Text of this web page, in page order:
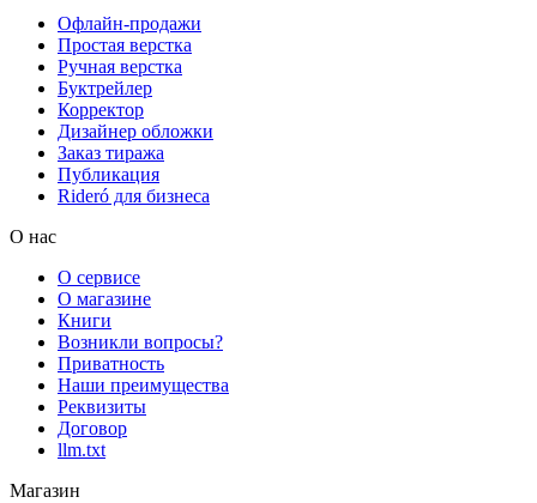
Офлайн-продажи
Простая верстка
Ручная верстка
Буктрейлер
Корректор
Дизайнер обложки
Заказ тиража
Публикация
Rideró для бизнеса
О нас
О сервисе
О магазине
Книги
Возникли вопросы?
Приватность
Наши преимущества
Реквизиты
Договор
llm.txt
Магазин